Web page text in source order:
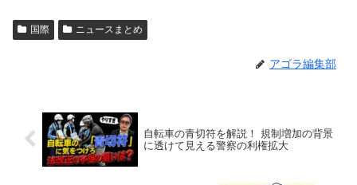
国際 ニュースまとめ
アゴラ編集部
自転車の青切符を解説！ 規制増加の背景
に透けて見える警察の利権拡大